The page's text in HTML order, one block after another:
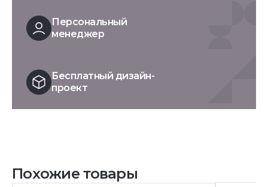
Персональный
менеджер
Бесплатный дизайн-
проект
Похожие товары